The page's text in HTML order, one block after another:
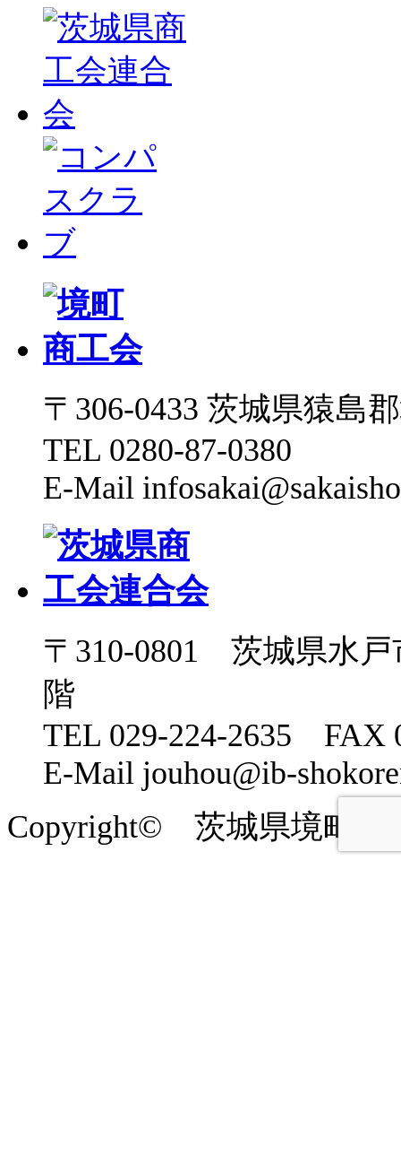
〒306-0433 茨城県猿島
TEL 0280-87-0380
E-Mail
〒310-0801 茨城県水
階
TEL 029-224-2635 FAX
E-Mail jouhou@ib-
Copyright© 茨城県境町商